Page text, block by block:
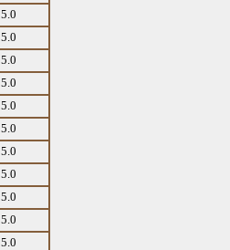
5.0
5.0
5.0
5.0
5.0
5.0
5.0
5.0
5.0
5.0
5.0